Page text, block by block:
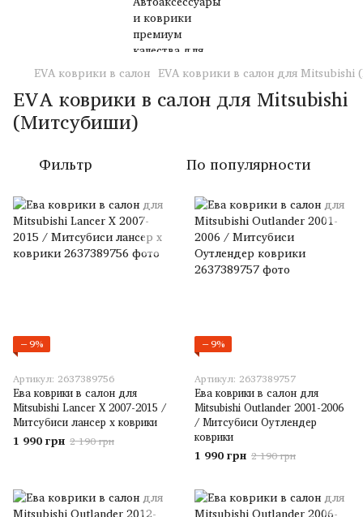
EVA коврики в салон EVA коврики в салон для
EVA коврики в салон для Mitsubishi
(Митсубиши)
Фильтр По популярности
−9%
Артикул: 2637389756
Ева коврики в салон для
Mitsubishi Lancer X 2007-2015 /
Митсубиси лансер х коврики
1 990 грн 2 190 грн
−9%
Артикул: 2637389757
Ева коврики в салон для
Mitsubishi Outlander 2001-2006
/ Митсубиси Оутлендер
коврики
1 990 грн 2 190 грн